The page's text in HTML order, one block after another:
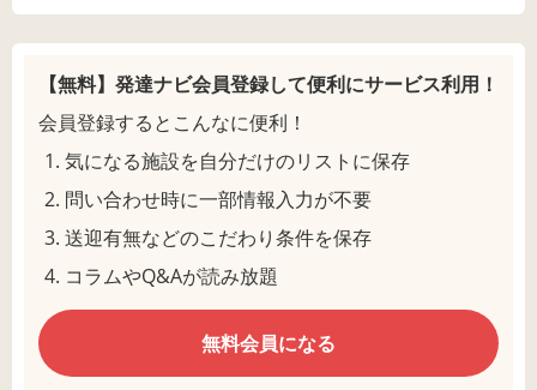
【無料】発達ナビ会員登録して便利にサービス利用！
会員登録するとこんなに便利！
気になる施設を自分だけのリストに保存
問い合わせ時に一部情報入力が不要
送迎有無などのこだわり条件を保存
コラムやQ&Aが読み放題
無料会員になる